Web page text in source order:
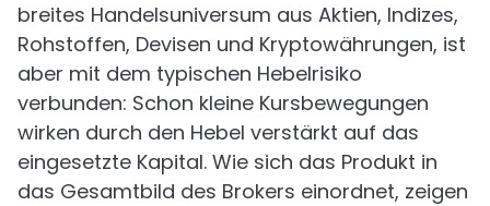
breites Handelsuniversum aus Aktien, Indizes,
Rohstoffen, Devisen und Kryptowährungen, ist
aber mit dem typischen Hebelrisiko
verbunden: Schon kleine Kursbewegungen
wirken durch den Hebel verstärkt auf das
eingesetzte Kapital. Wie sich das Produkt in
das Gesamtbild des Brokers einordnet, zeigen